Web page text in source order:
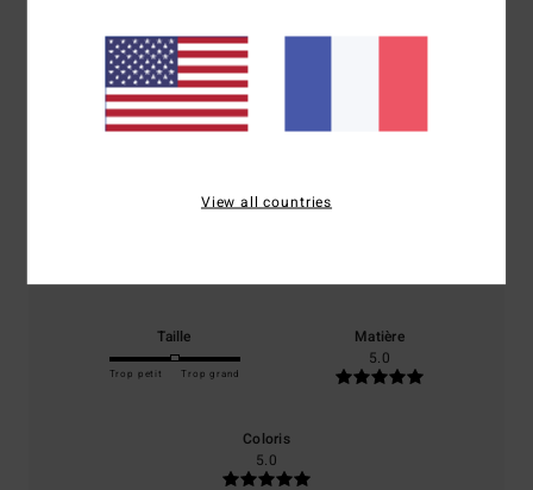
5.0
Taille
Trop petit Trop grand
Matière
5.0
Coloris
5.0
View all countries